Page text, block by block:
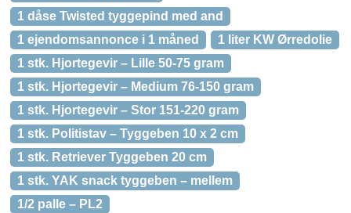
1 dåse Twisted tyggepind med and
1 ejendomsannonce i 1 måned
1 liter KW Ørredolie
1 stk. Hjortegevir – Lille 50-75 gram
1 stk. Hjortegevir – Medium 76-150 gram
1 stk. Hjortegevir – Stor 151-220 gram
1 stk. Politistav – Tyggeben 10 x 2 cm
1 stk. Retriever Tyggeben 20 cm
1 stk. YAK snack tyggeben – mellem
1/2 palle – PL2